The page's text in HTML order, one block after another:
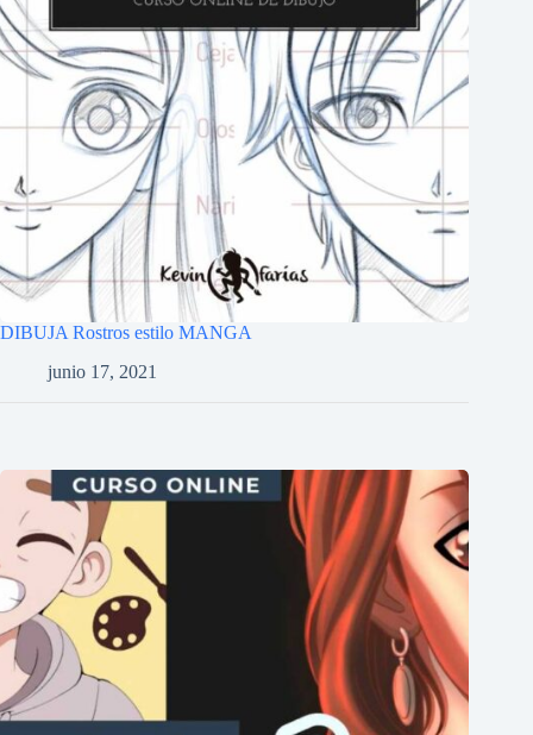
DIBUJA Rostros estilo MANGA
junio 17, 2021